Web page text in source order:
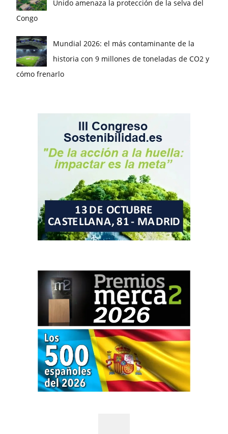
Unido amenaza la protección de la selva del
Congo
Mundial 2026: el más contaminante de la
historia con 9 millones de toneladas de CO2 y
cómo frenarlo